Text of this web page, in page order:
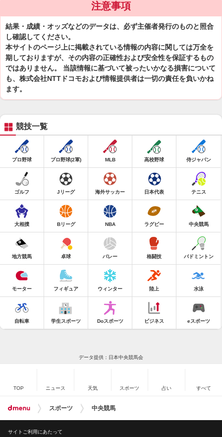
注意事項
結果・成績・オッズなどのデータは、必ず主催者発行のものと照合
し確認してください。
本サイトのページ上に掲載されている情報の内容に関しては万全を
期しておりますが、その内容の正確性および安全性を保証するもの
ではありません。 当該情報に基づいて被ったいかなる損害について
も、株式会社NTTドコモおよび情報提供者は一切の責任を負いかね
ます。
競技一覧
プロ野球 プロ野球(2軍) MLB 高校野球 侍ジャパン
ゴルフ Jリーグ 海外サッカー 日本代表 テニス
大相撲 Bリーグ NBA ラグビー 中央競馬
地方競馬 卓球 バレー 格闘技 バドミントン
モーター フィギュア ウィンター 陸上 水泳
自転車 学生スポーツ Doスポーツ ビジネス eスポーツ
データ提供：日本中央競馬会
TOP ニュース 天気 スポーツ 占い すべて
スポーツ 中央競馬
サイトご利用にあたって